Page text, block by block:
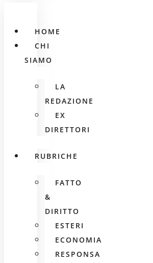
HOME
CHI
SIAMO
LA
REDAZIONE
EX
DIRETTORI
RUBRICHE
FATTO
&
DIRITTO
ESTERI
ECONOMIA
RESPONSA